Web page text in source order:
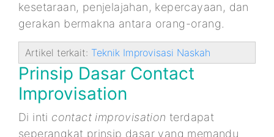
kesetaraan, penjelajahan, kepercayaan, dan
gerakan bermakna antara orang-orang.
Artikel terkait: Teknik Improvisasi Naskah
Prinsip Dasar Contact
Improvisation
Di inti contact improvisation terdapat
seperangkat prinsip dasar yang memandu